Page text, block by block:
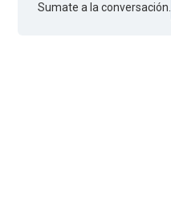
Sumate a la conversación.